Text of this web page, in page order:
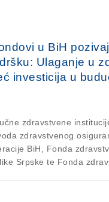
u BiH
Ulaganje u
investicija u
zdravstvene
zdravstvenog
BiH, Fonda
Srpske te Fonda